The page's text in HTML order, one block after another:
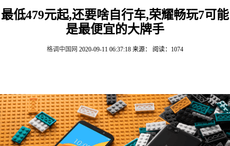
最低479元起,还要啥自行车,荣耀畅玩7可能
是最便宜的大牌手
格调中国网 2020-09-11 06:37:18 来源： 阅读：1074